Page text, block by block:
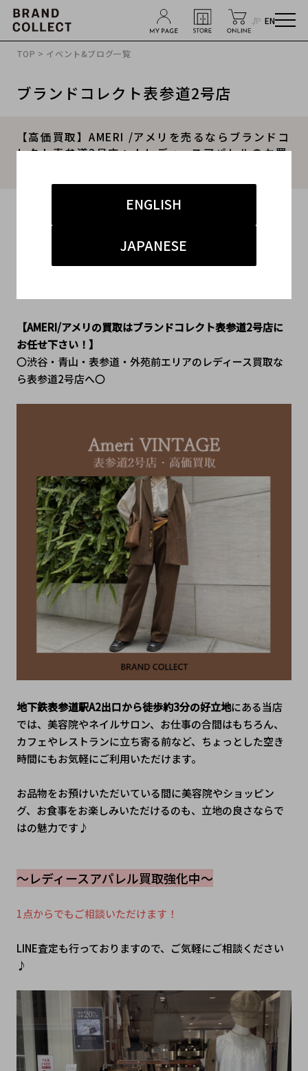
JP EN
ENGLISH
JAPANESE
TOP > イベント&ブログ一覧
ブランドコレクト表参道2号店
【高価買取】AMERI /アメリを売るならブランドコ
レクト表参道2号店へ！レディースアパレルのお買
#表参道2号店 ドメスティック
【AMERI/アメリの買取はブランドコレクト表参道2号店に
お任せ下さい！】
〇渋谷・青山・表参道・外苑前エリアのレディース買取な
ら表参道2号店へ〇
地下鉄表参道駅A2出口から徒歩約3分の好立地にある当店
では、美容院やネイルサロン、お仕事の合間はもちろん、
カフェやレストランに立ち寄る前など、ちょっとした空き
時間にもお気軽にご利用いただけます。
お品物をお預けいただいている間に美容院やショッピン
グ、お食事をお楽しみいただけるのも、立地の良さならで
はの魅力です♪
～レディースアパレル買取強化中～
1点からでもご相談いただけます！
LINE査定も行っておりますので、ご気軽にご相談ください
♪